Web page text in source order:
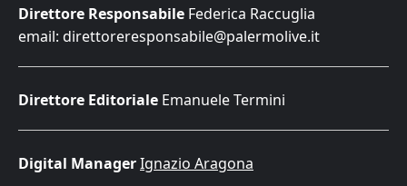
Direttore Responsabile Federica Raccuglia
email: direttoreresponsabile@palermolive.it
Direttore Editoriale Emanuele Termini
Digital ManagerIgnazio Aragona